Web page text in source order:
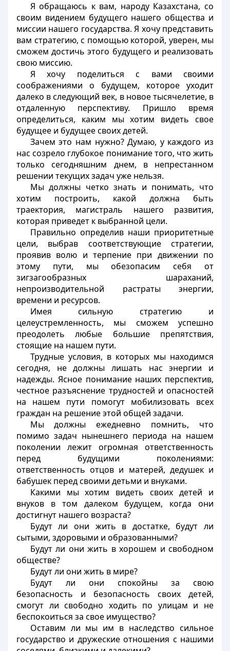
Я обращаюсь к вам, народу Казахстана, со
своим видением будущего нашего общества и
миссии нашего государства. Я хочу представить
вам стратегию, с помощью которой, уверен, мы
сможем достичь этого будущего и реализовать
свою миссию.
Я хочу поделиться с вами своими
соображениями о будущем, которое уходит
далеко в следующий век, в новое тысячелетие, в
отдаленную перспективу. Пришло время
определиться, каким мы хотим видеть свое
будущее и будущее своих детей.
Зачем это нам нужно? Думаю, у каждого из
нас созрело глубокое понимание того, что жить
только сегодняшним днем, в непрестанном
решении текущих задач уже нельзя.
Мы должны четко знать и понимать, что
хотим построить, какой должна быть
траектория, магистраль нашего развития,
которая приведет к выбранной цели.
Правильно определив наши приоритетные
цели, выбрав соответствующие стратегии,
проявив волю и терпение при движении по
этому пути, мы обезопасим себя от
зигзагообразных шараханий,
непроизводительной растраты энергии,
времени и ресурсов.
Имея сильную стратегию и
целеустремленность, мы сможем успешно
преодолеть любые большие препятствия,
стоящие на нашем пути.
Трудные условия, в которых мы находимся
сегодня, не должны лишать нас энергии и
надежды. Ясное понимание наших перспектив,
честное разъяснение трудностей и опасностей
на нашем пути помогут мобилизовать всех
граждан на решение этой общей задачи.
Мы должны ежедневно помнить, что
помимо задач нынешнего периода на нашем
поколении лежит огромная ответственность
перед будущими поколениями:
ответственность отцов и матерей, дедушек и
бабушек перед своими детьми и внуками.
Какими мы хотим видеть своих детей и
внуков в том далеком будущем, когда они
достигнут нашего возраста?
Будут ли они жить в достатке, будут ли
сытыми, здоровыми и образованными?
Будут ли они жить в хорошем и свободном
обществе?
Будут ли они жить в мире?
Будут ли они спокойны за свою
безопасность и безопасность своих детей,
смогут ли свободно ходить по улицам и не
беспокоиться за свое имущество?
Оставим ли мы им в наследство сильное
государство и дружеские отношения с нашими